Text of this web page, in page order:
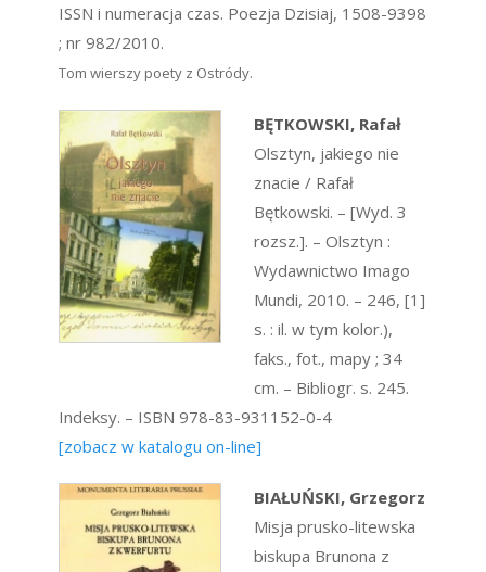
ISSN i numeracja czas. Poezja Dzisiaj, 1508-9398
; nr 982/2010.
Tom wierszy poety z Ostródy.
BĘTKOWSKI, Rafał
Olsztyn, jakiego nie
znacie / Rafał
Bętkowski. – [Wyd. 3
rozsz.]. – Olsztyn :
Wydawnictwo Imago
Mundi, 2010. – 246, [1]
s. : il. w tym kolor.),
faks., fot., mapy ; 34
cm. – Bibliogr. s. 245.
Indeksy. – ISBN 978-83-931152-0-4
[zobacz w katalogu on-line]
BIAŁUŃSKI, Grzegorz
Misja prusko-litewska
biskupa Brunona z